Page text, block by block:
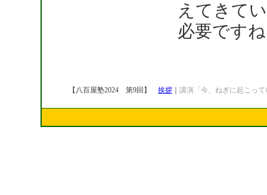
えてきて
必要です
【八百屋塾2024 第9回】 挨拶 講演「今、ねぎに起こっ